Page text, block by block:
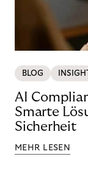
BLOG
AI
Smarte
Sicherheit
MEHR LESEN